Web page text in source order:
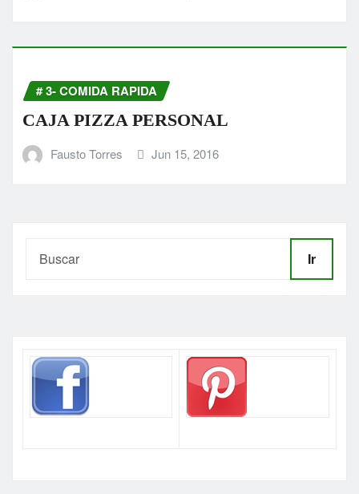
# 3- COMIDA RAPIDA
CAJA PIZZA PERSONAL
Fausto Torres Jun 15, 2016
Ir